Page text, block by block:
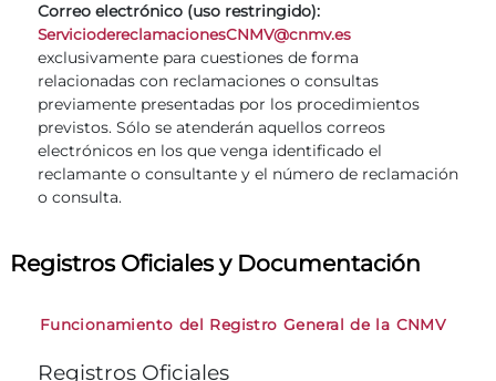
Correo electrónico (uso restringido):
ServiciodereclamacionesCNMV@cnmv.es
exclusivamente para cuestiones de forma
relacionadas con reclamaciones o consultas
previamente presentadas por los procedimientos
previstos. Sólo se atenderán aquellos correos
electrónicos en los que venga identificado el
reclamante o consultante y el número de reclamación
o consulta.
Registros Oficiales y Documentación
Funcionamiento del Registro General de la CNMV
Registros Oficiales